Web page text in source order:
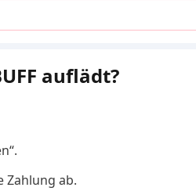
auflädt?
Zahlung ab.